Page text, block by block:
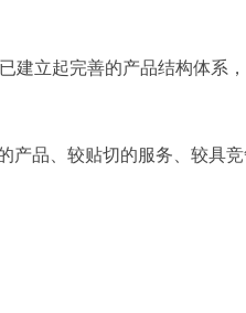
建立起完善的产品结构体系
产品、较贴切的服务、较具